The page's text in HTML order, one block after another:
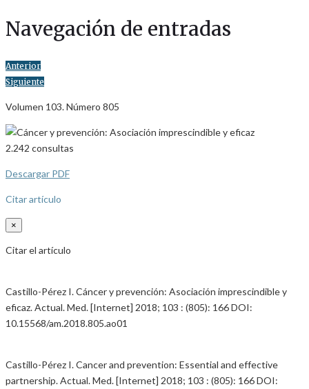
Navegación de entradas
Anterior
Siguiente
Volumen 103. Número 805
2.242 consultas
Descargar PDF
Citar artículo
×
Citar el artículo
Castillo-Pérez I. Cáncer y prevención: Asociación imprescindible y
eficaz. Actual. Med. [Internet] 2018; 103 : (805): 166 DOI:
10.15568/am.2018.805.ao01
Castillo-Pérez I. Cancer and prevention: Essential and effective
partnership. Actual. Med. [Internet] 2018; 103 : (805): 166 DOI: